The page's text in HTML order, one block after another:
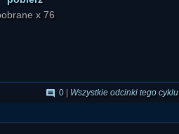
pobrane x 76
0 Wszystkie odcinki tego cyklu